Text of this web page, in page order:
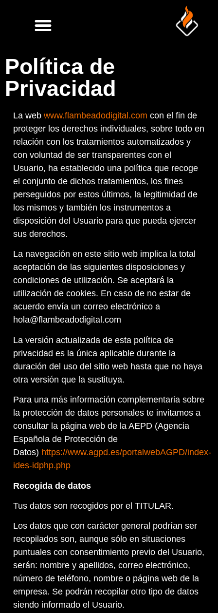
Política de
Privacidad
La webwww.flambeadodigital.com con el fin de
proteger los derechos individuales, sobre todo en
relación con los tratamientos automatizados y
con voluntad de ser transparentes con el
Usuario, ha establecido una política que recoge
el conjunto de dichos tratamientos, los fines
perseguidos por estos últimos, la legitimidad de
los mismos y también los instrumentos a
disposición del Usuario para que pueda ejercer
sus derechos.
La navegación en este sitio web implica la total
aceptación de las siguientes disposiciones y
condiciones de utilización. Se aceptará la
utilización de cookies. En caso de no estar de
acuerdo envía un correo electrónico a
hola@flambeadodigital.com
La versión actualizada de esta política de
privacidad es la única aplicable durante la
duración del uso del sitio web hasta que no haya
otra versión que la sustituya.
Para una más información complementaria sobre
la protección de datos personales te invitamos a
consultar la página web de la AEPD (Agencia
Española de Protección de
Datos) https://www.agpd.es/portalwebAGPD/index-
ides-idphp.php
Recogida de datos
Tus datos son recogidos por el TITULAR.
Los datos que con carácter general podrían ser
recopilados son, aunque sólo en situaciones
puntuales con consentimiento previo del Usuario,
serán: nombre y apellidos, correo electrónico,
número de teléfono, nombre o página web de la
empresa. Se podrán recopilar otro tipo de datos
siendo informado el Usuario.